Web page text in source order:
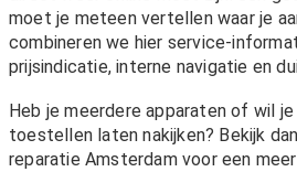
moet je meteen vertellen waar je
combineren we hier service-
prijsindicatie, interne navigatie en
Heb je meerdere apparaten of wil
toestellen laten nakijken? Bekijk
reparatie Amsterdamvoor een